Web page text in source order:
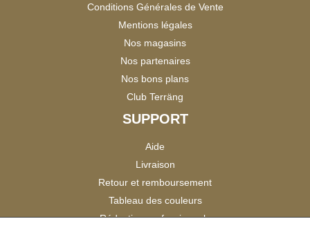
Conditions Générales de Vente
Mentions légales
Nos magasins
Nos partenaires
Nos bons plans
Club Terräng
SUPPORT
Aide
Livraison
Retour et remboursement
Tableau des couleurs
Réduction professionnels